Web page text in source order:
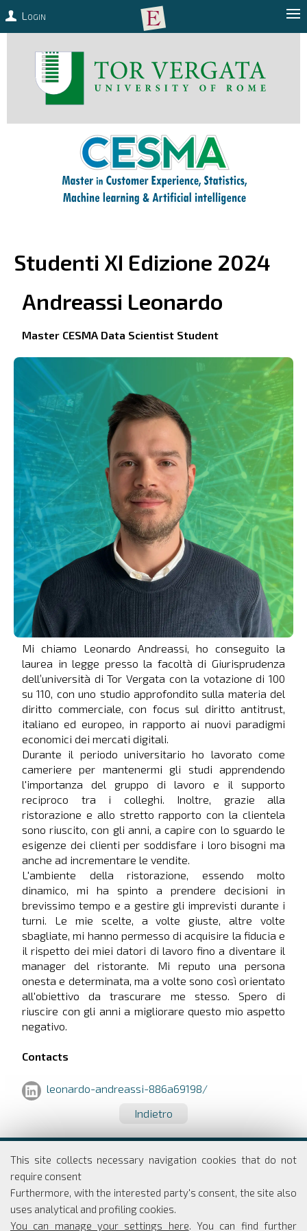
This site collects necessary navigation cookies that do not
require consent
Furthermore, with the interested party's consent, the site also
uses analytical and profiling cookies.
You can manage your settings here. You can find further
Login
Studenti XI Edizione 2024
Andreassi Leonardo
Master CESMA Data Scientist Student
Mi chiamo Leonardo Andreassi, ho conseguito la
laurea in legge presso la facoltà di Giurisprudenza
dell’università di Tor Vergata con la votazione di 100
su 110, con uno studio approfondito sulla materia del
diritto commerciale, con focus sul diritto antitrust,
italiano ed europeo, in rapporto ai nuovi paradigmi
economici dei mercati digitali.
Durante il periodo universitario ho lavorato come
cameriere per mantenermi gli studi apprendendo
l'importanza del gruppo di lavoro e il supporto
reciproco tra i colleghi. Inoltre, grazie alla
ristorazione e allo stretto rapporto con la clientela
sono riuscito, con gli anni, a capire con lo sguardo le
esigenze dei clienti per soddisfare i loro bisogni ma
anche ad incrementare le vendite.
L'ambiente della ristorazione, essendo molto
dinamico, mi ha spinto a prendere decisioni in
brevissimo tempo e a gestire gli imprevisti durante i
turni. Le mie scelte, a volte giuste, altre volte
sbagliate, mi hanno permesso di acquisire la fiducia e
il rispetto dei miei datori di lavoro fino a diventare il
manager del ristorante. Mi reputo una persona
onesta e determinata, ma a volte sono così orientato
all'obiettivo da trascurare me stesso. Spero di
riuscire con gli anni a migliorare questo mio aspetto
negativo.
Contacts
leonardo-andreassi-886a69198/
Indietro
Università degli studi di Roma
Via Columbia, 2
00133 Roma